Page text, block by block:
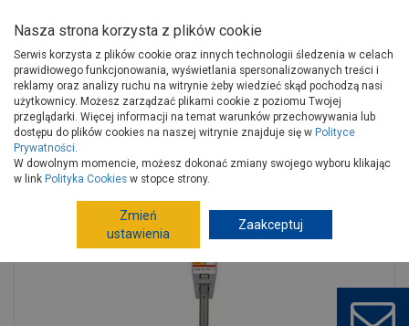
Strona główna Narzędzia
Elektronarzędzia, osprzęt
Akcesoria do elektronarzędzi
Wiertła, dłuta
Wiertło Plus 3, 12x100x165 mm BOSCH
Nasza strona korzysta z plików cookie
Serwis korzysta z plików cookie oraz innych technologii śledzenia w celach
prawidłowego funkcjonowania, wyświetlania spersonalizowanych treści i
reklamy oraz analizy ruchu na witrynie żeby wiedzieć skąd pochodzą nasi
użytkownicy. Możesz zarządzać plikami cookie z poziomu Twojej
przeglądarki. Więcej informacji na temat warunków przechowywania lub
dostępu do plików cookies na naszej witrynie znajduje się w Polityce
Prywatności.
W dowolnym momencie, możesz dokonać zmiany swojego wyboru klikając
w link Polityka Cookies w stopce strony.
Zmień
ustawienia
Zaakceptuj